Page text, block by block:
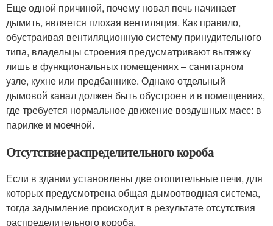
Еще одной причиной, почему новая печь начинает
дымить, является плохая вентиляция. Как правило,
обустраивая вентиляционную систему принудительного
типа, владельцы строения предусматривают вытяжку
лишь в функциональных помещениях – санитарном
узле, кухне или предбаннике. Однако отдельный
дымовой канал должен быть обустроен и в помещениях,
где требуется нормальное движение воздушных масс: в
парилке и моечной.
Отсутствие распределительного короба
Если в здании установлены две отопительные печи, для
которых предусмотрена общая дымоотводная система,
тогда задымление происходит в результате отсутствия
распределительного короба.